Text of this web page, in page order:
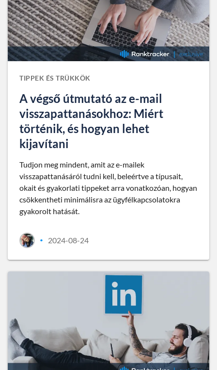
TIPPEK ÉS TRÜKKÖK
A végső útmutató az e-mail
visszapattanásokhoz: Miért
történik, és hogyan lehet
kijavítani
Tudjon meg mindent, amit az e-mailek
visszapattanásáról tudni kell, beleértve a típusait,
okait és gyakorlati tippeket arra vonatkozóan, hogyan
csökkentheti minimálisra az ügyfélkapcsolatokra
gyakorolt hatását.
• 2024-08-24